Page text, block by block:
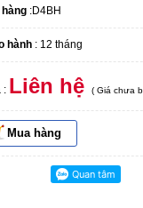
hàng :D4BH
hành : 12 tháng
: Liên hệ ( Giá chưa
Mua hàng